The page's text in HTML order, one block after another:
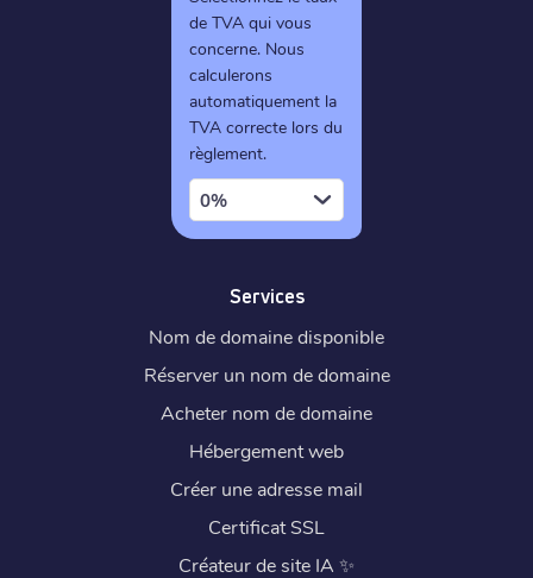
de TVA qui vous
concerne. Nous
calculerons
automatiquement la
TVA correcte lors du
règlement.
0%
Services
Nom de domaine disponible
Réserver un nom de domaine
Acheter nom de domaine
Hébergement web
Créer une adresse mail
Certificat SSL
Créateur de site IA ✨